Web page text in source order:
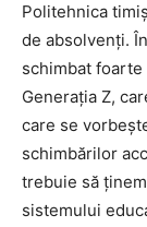
Politehnica
de absolvenți.
schimbat
Generația Z,
care se
schimbărilor
trebuie să
sistemului